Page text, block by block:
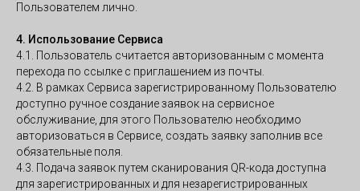
Пользователем лично.
4. Использование Сервиса
4.1. Пользователь считается авторизованным с момента
перехода по ссылке с приглашением из почты.
4.2. В рамках Сервиса зарегистрированному Пользователю
доступно ручное создание заявок на сервисное
обслуживание, для этого Пользователю необходимо
авторизоваться в Сервисе, создать заявку заполнив все
обязательные поля.
4.3. Подача заявок путем сканирования QR-кода доступна
для зарегистрированных и для незарегистрированных